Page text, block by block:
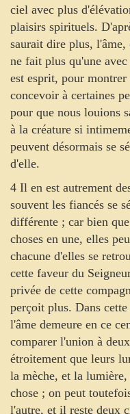
ciel avec plus
plaisirs spirituels.
saurait dire plus, l'âme,
ne fait plus qu'une
est esprit, pour
concevoir à certaines
pour que nous louions
à la créature si
peuvent désormais se
d'elle.
4 Il en est autrement
souvent les fiancés se
différente ; car bien
choses en une, elles
chacune d'elles se
cette faveur du
privée de cette
perçoit plus. Dans
l'âme demeure en ce
comparer l'union à
étroitement que leurs
la mèche, et la
chose ; on peut
l'autre, et il reste deux